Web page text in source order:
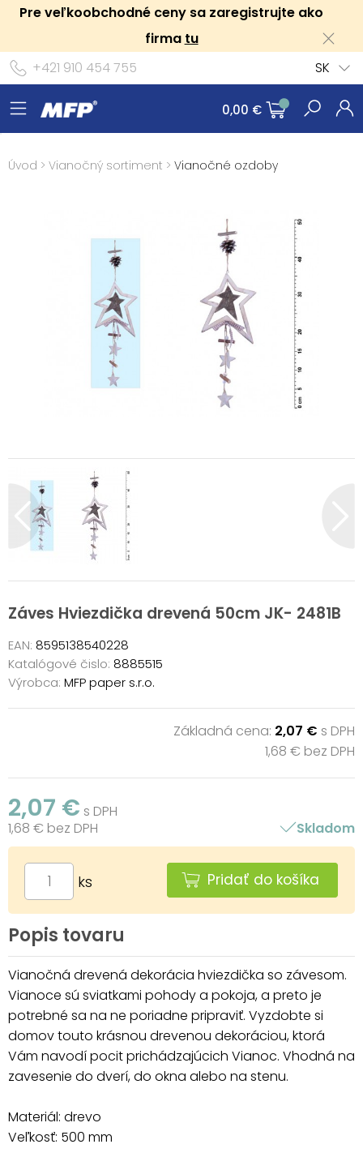
Pre veľkoobchodné ceny sa zaregistrujte ako
firma tu
+421 910 454 755
SK
0,00 €
Úvod > Vianočný sortiment > Vianočné ozdoby
Záves Hviezdička drevená 50cm JK- 2481B
EAN: 8595138540228
Katalógové čislo: 8885515
Výrobca: MFP paper s.r.o.
Základná cena: 2,07 € s DPH
1,68 € bez DPH
2,07 € s DPH
1,68 € bez DPH
Skladom
ks Pridať do košíka
Popis tovaru
Vianočná drevená dekorácia hviezdička so závesom.
Vianoce sú sviatkami pohody a pokoja, a preto je
potrebné sa na ne poriadne pripraviť. Vyzdobte si
domov touto krásnou drevenou dekoráciou, ktorá
Vám navodí pocit prichádzajúcich Vianoc. Vhodná na
zavesenie do dverí, do okna alebo na stenu.
Materiál: drevo
Veľkosť: 500 mm